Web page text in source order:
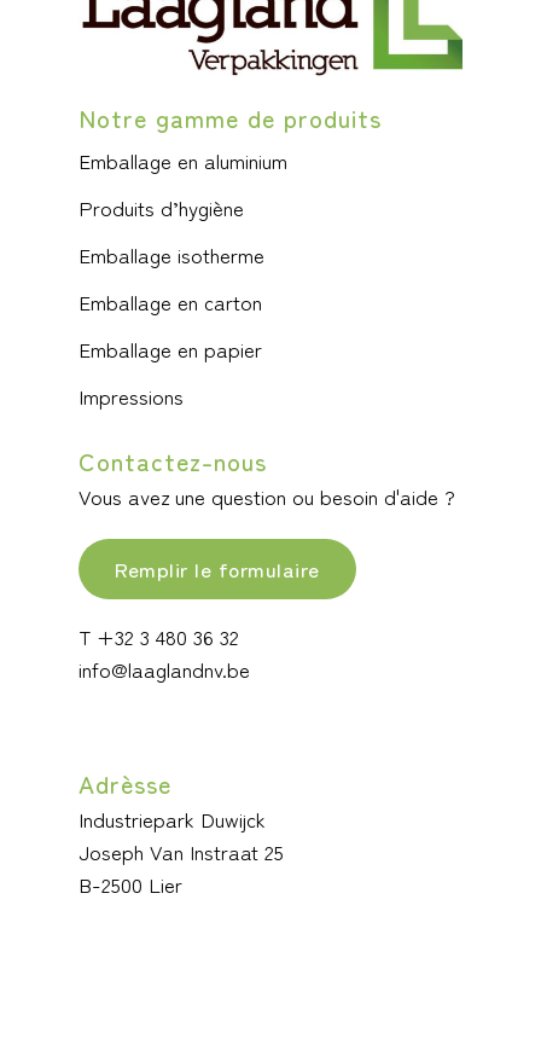
Notre gamme de produits
Emballage en aluminium
Produits d’hygiène
Emballage isotherme
Emballage en carton
Emballage en papier
Impressions
Contactez-nous
Vous avez une question ou besoin d'aide ?
Remplir le formulaire
T +32 3 480 36 32
info@laaglandnv.be
Adrèsse
Industriepark Duwijck
Joseph Van Instraat 25
B-2500 Lier